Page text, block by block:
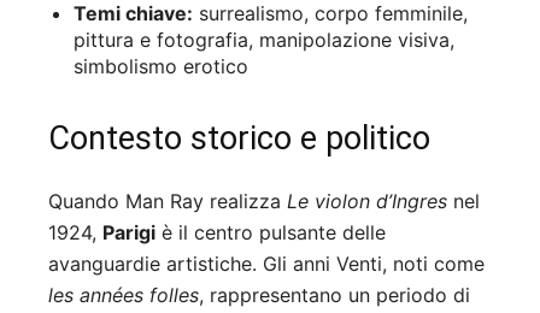
Temi chiave: surrealismo, corpo femminile,
pittura e fotografia, manipolazione visiva,
simbolismo erotico
Contesto storico e politico
Quando Man Ray realizza Le violon d’Ingres nel
1924, Parigi è il centro pulsante delle
avanguardie artistiche. Gli anni Venti, noti come
les années folles, rappresentano un periodo di